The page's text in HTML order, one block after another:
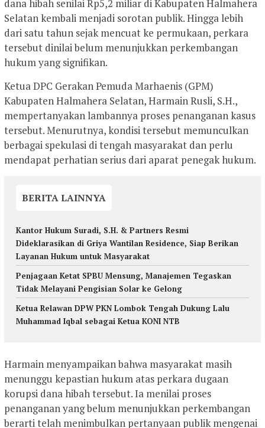
dana hibah senilai Rp5,2 miliar di Kabupaten Halmahera
Selatan kembali menjadi sorotan publik. Hingga lebih
dari satu tahun sejak mencuat ke permukaan, perkara
tersebut dinilai belum menunjukkan perkembangan
hukum yang signifikan.
Ketua DPC Gerakan Pemuda Marhaenis (GPM)
Kabupaten Halmahera Selatan, Harmain Rusli, S.H.,
mempertanyakan lambannya proses penanganan kasus
tersebut. Menurutnya, kondisi tersebut memunculkan
berbagai spekulasi di tengah masyarakat dan perlu
mendapat perhatian serius dari aparat penegak hukum.
BERITA LAINNYA
Kantor Hukum Suradi, S.H. & Partners Resmi
Dideklarasikan di Griya Wantilan Residence, Siap Berikan
Layanan Hukum untuk Masyarakat
Penjagaan Ketat SPBU Mensung, Manajemen Tegaskan
Tidak Melayani Pengisian Solar ke Gelong
Ketua Relawan DPW PKN Lombok Tengah Dukung Lalu
Muhammad Iqbal sebagai Ketua KONI NTB
Harmain menyampaikan bahwa masyarakat masih
menunggu kepastian hukum atas perkara dugaan
korupsi dana hibah tersebut. Ia menilai proses
penanganan yang belum menunjukkan perkembangan
berarti telah menimbulkan pertanyaan publik mengenai